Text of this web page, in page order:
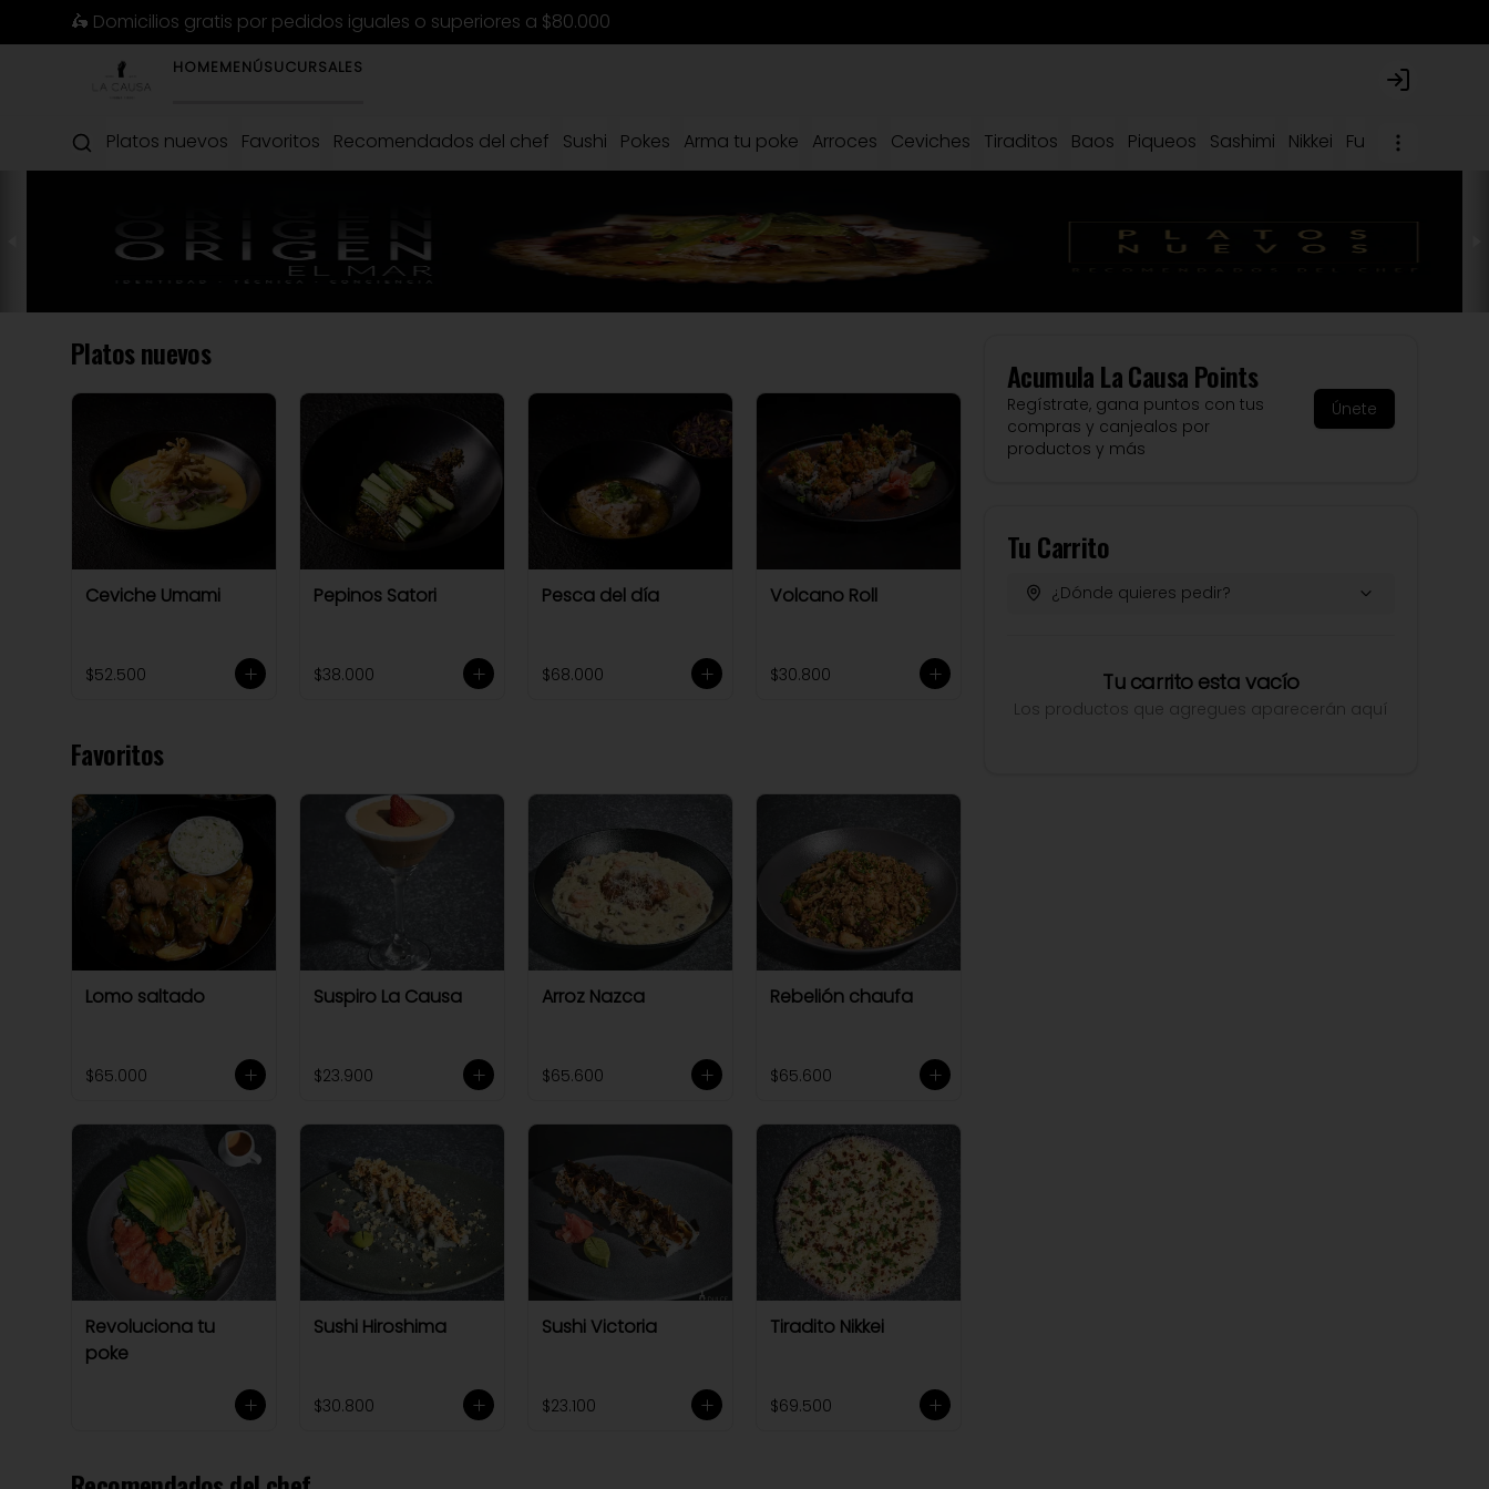
🛵 Domicilios gratis por pedidos iguales o superiores a $80.000
HOMEMENÚSUCURSALES
Login
Platos nuevos Favoritos Recomendados del chef Sushi Pokes Arma tu poke Arroces Ceviches Tiraditos Baos Piqueos Sashimi Nikkei Fuertes
Platos nuevos
Ceviche Umami
$52.500
Pepinos Satori
$38.000
Pesca del día
$68.000
Volcano Roll
$30.800
Favoritos
Lomo saltado
$65.000
Suspiro La Causa
$23.900
Arroz Nazca
$65.600
Rebelión chaufa
$65.600
Revoluciona tu
poke
Sushi Hiroshima
$30.800
Sushi Victoria
$23.100
Tiradito Nikkei
$69.500
AcumulaLa Causa Points
Regístrate, gana puntos con tus
compras y canjealos por
productos y más
Únete
Tu Carrito
¿Dónde quieres pedir?
Tu carrito esta vacío
Los productos que agregues aparecerán aquí